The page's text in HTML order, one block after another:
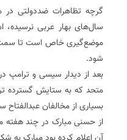
گرچه تظاهرات ضددولتی
سال‌های بهار عربی نرسیده،
موضع‌گیری خاص است تا
شود.
بعد از دیدار سیسی و
متحد که به ستایش گسترده
بسیاری از مخالفان عبدالفتاح
از حسنی مبارک در چند هفته